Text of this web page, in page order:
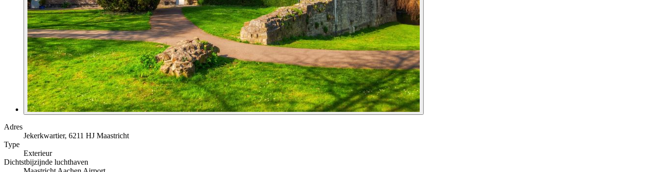
Adres
Jekerkwartier, 6211 HJ Maastricht
Type
Exterieur
Dichtstbijzijnde luchthaven